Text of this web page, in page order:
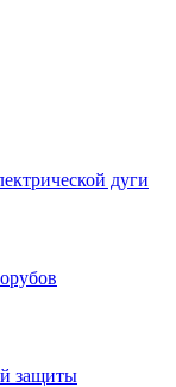
дуги
защиты